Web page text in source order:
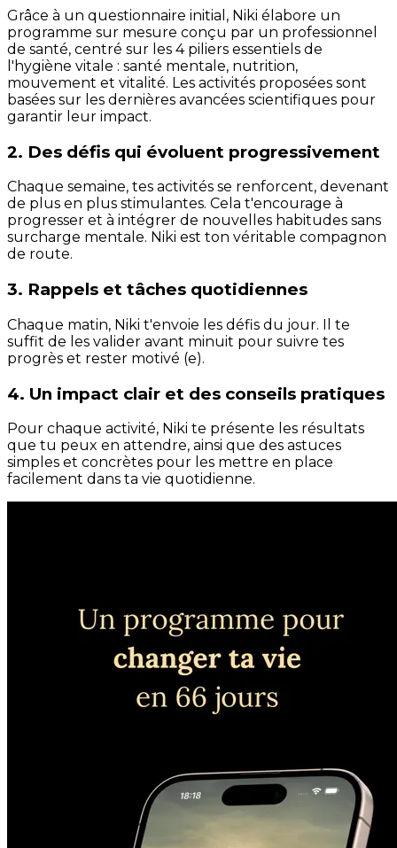
Grâce à un questionnaire initial, Niki élabore un
programme sur mesure conçu par un professionnel
de santé, centré sur les 4 piliers essentiels de
l'hygiène vitale : santé mentale, nutrition,
mouvement et vitalité. Les activités proposées sont
basées sur les dernières avancées scientifiques pour
garantir leur impact.
2. Des défis qui évoluent progressivement
Chaque semaine, tes activités se renforcent, devenant
de plus en plus stimulantes. Cela t'encourage à
progresser et à intégrer de nouvelles habitudes sans
surcharge mentale. Niki est ton véritable compagnon
de route.
3. Rappels et tâches quotidiennes
Chaque matin, Niki t'envoie les défis du jour. Il te
suffit de les valider avant minuit pour suivre tes
progrès et rester motivé (e).
4. Un impact clair et des conseils pratiques
Pour chaque activité, Niki te présente les résultats
que tu peux en attendre, ainsi que des astuces
simples et concrètes pour les mettre en place
facilement dans ta vie quotidienne.